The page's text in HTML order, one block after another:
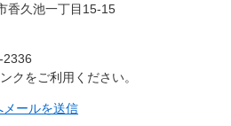
久池一丁目15-15
2336
クをご利用ください。
ールを送信